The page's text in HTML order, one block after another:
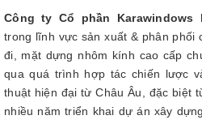
Công ty Cổ phần Karawindows
trong lĩnh vực sản xuất & phân phối
đi, mặt dựng nhôm kính cao cấp
qua quá trình hợp tác chiến lược
thuật hiện đại từ Châu Âu, đặc biệt
nhiều năm triển khai dự án xây